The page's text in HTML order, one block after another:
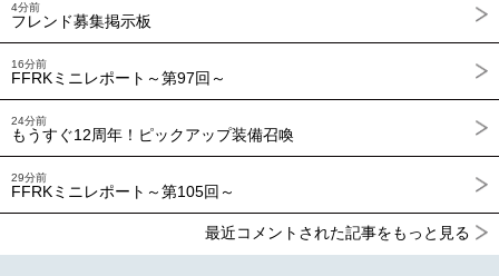
4分前
フレンド募集掲示板
16分前
FFRKミニレポート～第97回～
24分前
もうすぐ12周年！ピックアップ装備召喚
29分前
FFRKミニレポート～第105回～
最近コメントされた記事をもっと見る